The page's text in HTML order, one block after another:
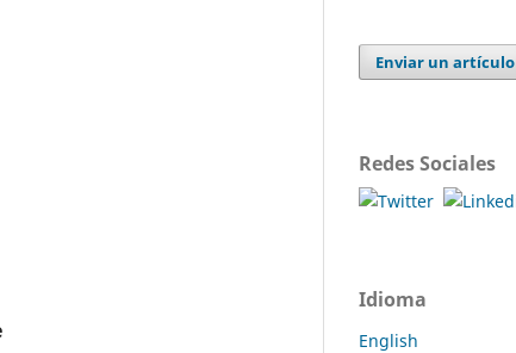
Enviar un artículo
Redes Sociales
Idioma
English